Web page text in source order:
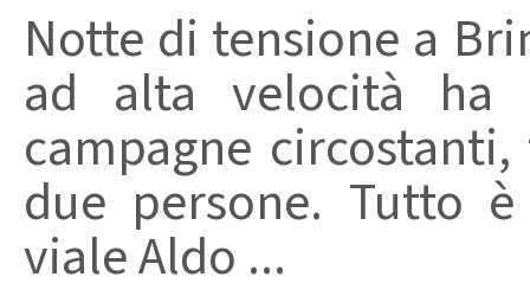
Notte di tensione a
ad alta velocità
campagne
due persone. Tutto
viale Aldo ...